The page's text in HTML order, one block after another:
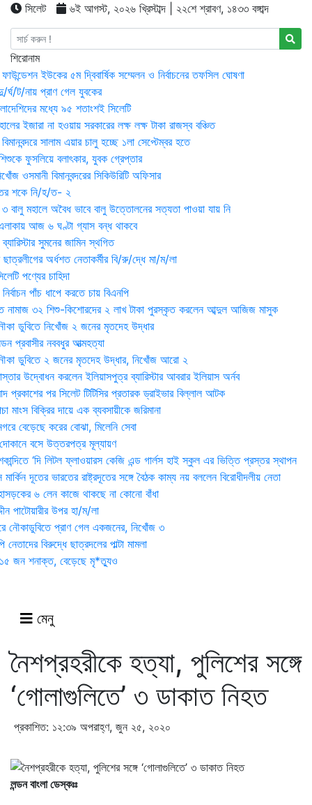
সিলেট ৬ই আগস্ট, ২০২৬ খ্রিস্টাব্দ | ২২শে শ্রাবণ, ১৪৩৩ বঙ্গাব্দ
শিরোনাম
ইউকের ৫ম দ্বিবার্ষিক সম্মেলন ও নির্বাচনের তফসিল ঘোষণা
ট/নায় প্রাণ গেল যুবকের
মধ্যে ৯৫ শতাংশই সিলেটি
ইজারা না হওয়ায় সরকারের লক্ষ লক্ষ টাকা রাজস্ব বঞ্চিত
সালাম এয়ার চালু হচ্ছে ১লা সেপ্টেম্বর হতে
ফুসলিয়ে বলাৎকার, যুবক গ্রেপ্তার
ওসমানী বিমানবন্দরের সিকিউরিটি অফিসার
শকে নি/হ/ত- ২
বালু মহালে অবৈধ ভাবে বালু উত্তোলনের সত্যতা পাওয়া যায় নি
আজ ৬ ঘণ্টা গ্যাস বন্ধ থাকবে
সুমনের জামিন স্থগিত
ছাত্রলীগের অর্ধশত নেতাকর্মীর বি/রু/দ্ধে মা/ম/লা
পণ্যের চাহিদা
পাঁচ ধাপে করতে চায় বিএনপি
নামাজ ৩২ শিশু-কিশোরদের ২ লাখ টাকা পুরস্কৃত করলেন আব্দুল আজিজ মাসুক
ডুবিতে নিখোঁজ ২ জনের মৃতদেহ উদ্ধার
প্রবাসীর নববধুর আত্মহত্যা
ডুবিতে ২ জনের মৃতদেহ উদ্ধার, নিখোঁজ আরো ২
উদ্বোধন করলেন ইলিয়াসপুত্র ব্যারিস্টার আবরার ইলিয়াস অর্নব
প্রকাশের পর সিলেট টিটিসির প্রতারক ড্রাইভার বিল্লাল আটক
মাংস বিক্রির দায়ে এক ব্যবসায়ীকে জরিমানা
বেড়েছে করের বোঝা, মিলেনি সেবা
বসে উত্তরপত্র মূল্যায়ণ
‘দি লিটল ফ্লাওয়ারস কেজি এন্ড গার্লস হাই স্কুল এর ভিত্তি প্রস্তর স্থাপন
দূতের ভারতের রাষ্ট্রদূতের সঙ্গে বৈঠক কাম্য নয় বললেন বিরোধীদলীয় নেতা
৬ লেন কাজে থাকছে না কোনো বাঁধা
পাটোয়ারীর উপর হা/ম/লা
নৌকাডুবিতে প্রাণ গেল একজনের, নিখোঁজ ৩
নেতাদের বিরুদ্ধে ছাত্রদলের পাল্টা মামলা
জন শনাক্ত, বেড়েছে মৃ*ত্যুও
মেনু
নৈশপ্রহরীকে হত্যা, পুলিশের সঙ্গে
‘গোলাগুলিতে’ ৩ ডাকাত নিহত
প্রকাশিত: ১২:৩৯ অপরাহ্ণ, জুন ২৫, ২০২০
লন্ডন বাংলা ডেস্কঃঃ